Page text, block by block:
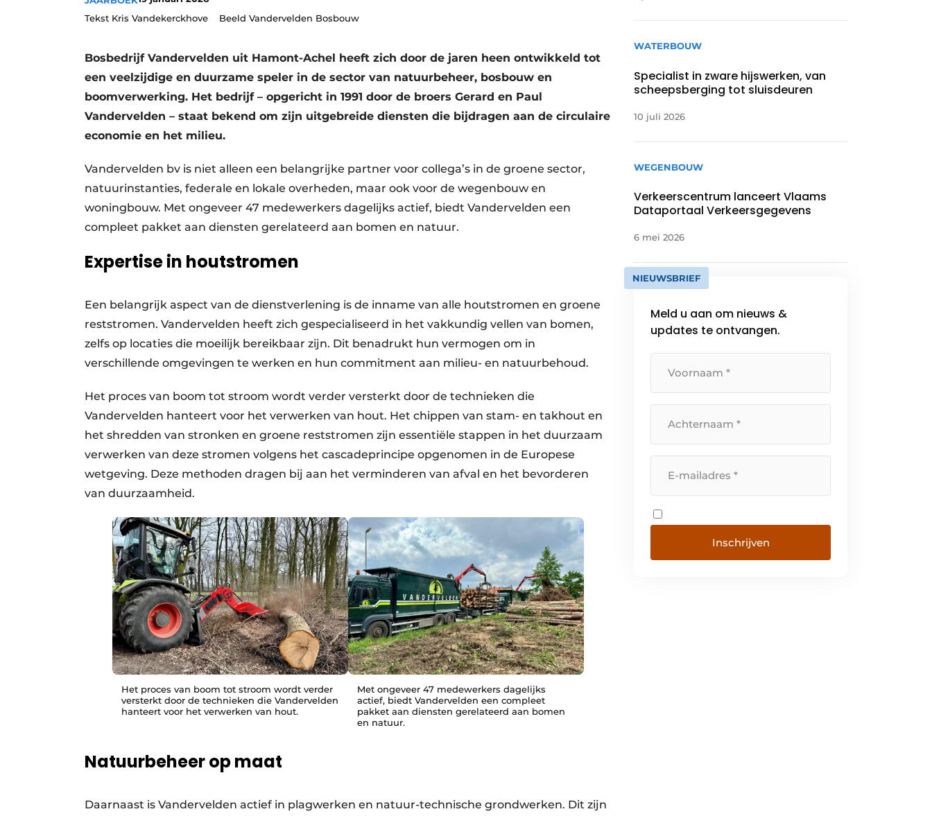
Vacatures
Tekst Kris Vandekerckhove Beeld Vandervelden Bosbouw
Bosbedrijf Vandervelden uit Hamont-Achel heeft zich door de jaren heen ontwikkeld tot
een veelzijdige en duurzame speler in de sector van natuurbeheer, bosbouw en
boomverwerking. Het bedrijf – opgericht in 1991 door de broers Gerard en Paul
Vandervelden – staat bekend om zijn uitgebreide diensten die bijdragen aan de circulaire
economie en het milieu.
Vandervelden bv is niet alleen een belangrijke partner voor collega’s in de groene sector,
natuurinstanties, federale en lokale overheden, maar ook voor de wegenbouw en
woningbouw. Met ongeveer 47 medewerkers dagelijks actief, biedt Vandervelden een
compleet pakket aan diensten gerelateerd aan bomen en natuur.
Expertise in houtstromen
Een belangrijk aspect van de dienstverlening is de inname van alle houtstromen en groene
reststromen. Vandervelden heeft zich gespecialiseerd in het vakkundig vellen van bomen,
zelfs op locaties die moeilijk bereikbaar zijn. Dit benadrukt hun vermogen om in
verschillende omgevingen te werken en hun commitment aan milieu- en natuurbehoud.
Het proces van boom tot stroom wordt verder versterkt door de technieken die
Vandervelden hanteert voor het verwerken van hout. Het chippen van stam- en takhout en
het shredden van stronken en groene reststromen zijn essentiële stappen in het duurzaam
verwerken van deze stromen volgens het cascadeprincipe opgenomen in de Europese
wetgeving. Deze methoden dragen bij aan het verminderen van afval en het bevorderen
van duurzaamheid.
Het proces van boom tot stroom wordt verder
versterkt door de technieken die Vandervelden
hanteert voor het verwerken van hout.
Met ongeveer 47 medewerkers dagelijks
actief, biedt Vandervelden een compleet
pakket aan diensten gerelateerd aan bomen
en natuur.
Natuurbeheer op maat
Daarnaast is Vandervelden actief in plagwerken en natuur-technische grondwerken. Dit zijn
WATERBOUW
Specialist in zware hijswerken, van
scheepsberging tot sluisdeuren
10 juli 2026
WEGENBOUW
Verkeerscentrum lanceert Vlaams
Dataportaal Verkeersgegevens
6 mei 2026
NIEUWSBRIEF
Meld u aan om nieuws &
updates te ontvangen.
Inschrijven